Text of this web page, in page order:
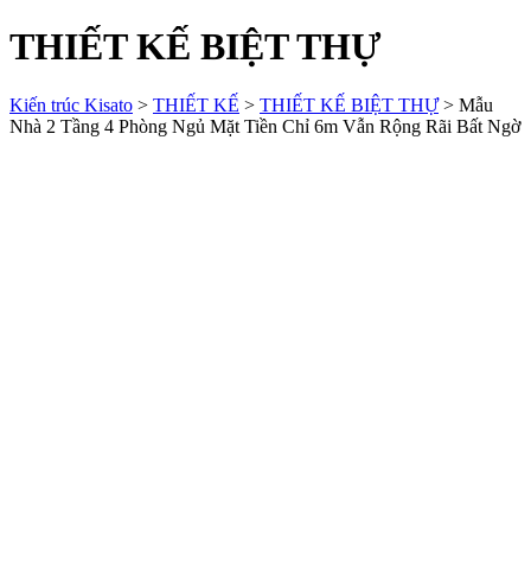
THIẾT KẾ BIỆT THỰ
Kiến trúc Kisato > THIẾT KẾ > THIẾT KẾ BIỆT THỰ> Mẫu
Nhà 2 Tầng 4 Phòng Ngủ Mặt Tiền Chỉ 6m Vẫn Rộng Rãi Bất Ngờ